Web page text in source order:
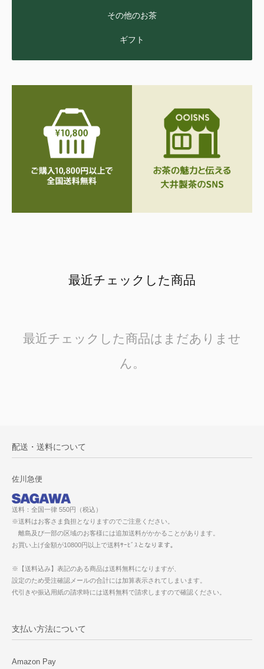
その他のお茶
ギフト
最近チェックした商品
最近チェックした商品はまだありませ
ん。
配送・送料について
佐川急便
送料：全国一律 550円（税込）
※送料はお客さま負担となりますのでご注意ください。
離島及び一部の区域のお客様には追加送料がかかることがあります。
お買い上げ金額が10800円以上で送料ｻｰﾋﾞｽとなります。
※【送料込み】表記のある商品は送料無料になりますが、
設定のため受注確認メールの合計には加算表示されてしまいます。
代引きや振込用紙の請求時には送料無料で請求しますので確認ください。
支払い方法について
Amazon Pay